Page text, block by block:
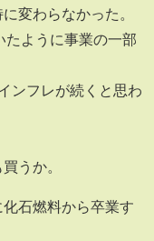
変わらなかった。
たように事業の一部
ンフレが続くと思わ
うか。
石燃料から卒業す